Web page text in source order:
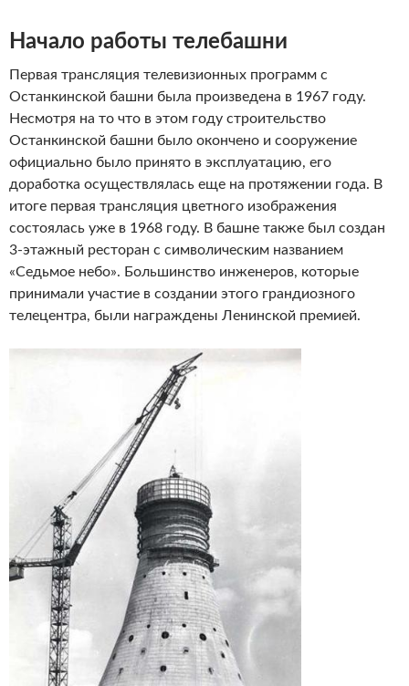
Начало работы телебашни
Первая трансляция телевизионных программ с
Останкинской башни была произведена в 1967 году.
Несмотря на то что в этом году строительство
Останкинской башни было окончено и сооружение
официально было принято в эксплуатацию, его
доработка осуществлялась еще на протяжении года. В
итоге первая трансляция цветного изображения
состоялась уже в 1968 году. В башне также был создан
3-этажный ресторан с символическим названием
«Седьмое небо». Большинство инженеров, которые
принимали участие в создании этого грандиозного
телецентра, были награждены Ленинской премией.